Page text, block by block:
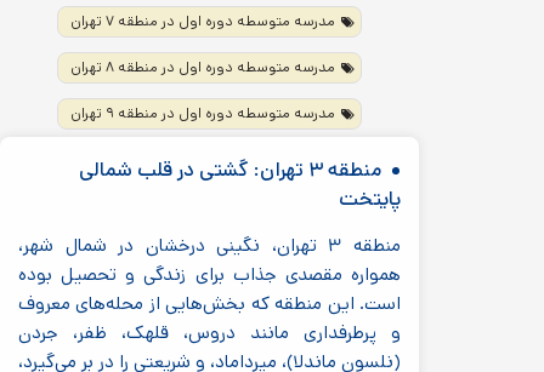
مدرسه متوسطه دوره اول در منطقه ۷ تهران
مدرسه متوسطه دوره اول در منطقه ۸ تهران
مدرسه متوسطه دوره اول در منطقه ۹ تهران
منطقه ۳ تهران: گشتی در قلب شمالی
پایتخت
منطقه ۳ تهران، نگینی درخشان در شمال شهر،
همواره مقصدی جذاب برای زندگی و تحصیل بوده
است. این منطقه که بخش‌هایی از محله‌های معروف
و پرطرفداری مانند دروس، قلهک، ظفر، جردن
(نلسون ماندلا)، میرداماد، و شریعتی را در بر می‌گیرد،